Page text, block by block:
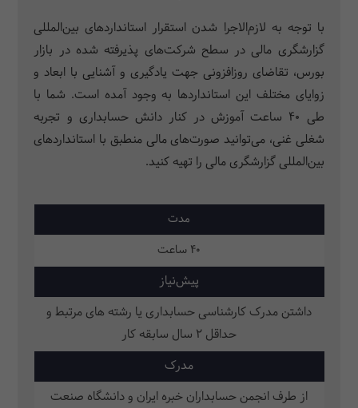
با توجه به لازم‌الاجرا شدن استقرار استانداردهای بین‌المللی
گزارشگری مالی در سطح شرکت­‌های پذیرفته­ شده در بازار
بورس، تقاضای روزافزونی جهت یادگیری و آشنایی با ابعاد و
زوایای مختلف این استانداردها به وجود آمده است. شما با
طی 40 ساعت آموزش در کنار دانش حسابداری و تجربه
شغلی غنی، می‌­توانید صورت‌های مالی منطبق با استانداردهای
بین‌­المللی گزارشگری مالی را تهیه کنید.
مدت
40 ساعت
پیش‌نیاز
داشتن مدرک کارشناسی حسابداری یا رشته های مرتبط و
حداقل 2 سال سابقه کار
مدرک
از طرف انجمن حسابداران خبره ایران و دانشگاه صنعت